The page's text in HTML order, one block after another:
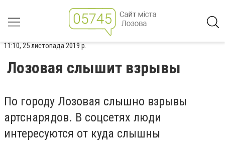
11:10, 25 листопада 2019 р.
Лозовая слышит взрывы
По городу Лозовая слышно взрывы
артснарядов. В соцсетях люди
интересуются от куда слышны